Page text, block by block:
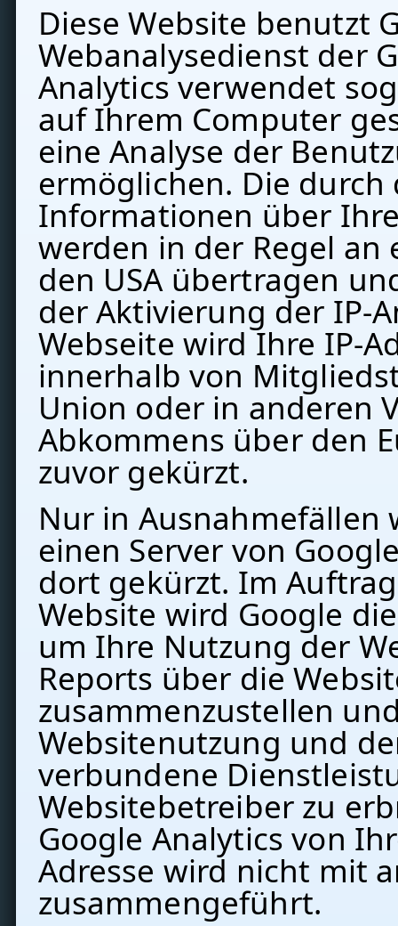
Diese Website benutzt
Webanalysedienst der
Analytics verwendet
auf Ihrem Computer
eine Analyse der
ermöglichen. Die
Informationen über
werden in der Regel an
den USA übertragen
der Aktivierung der IP-
Webseite wird Ihre IP-
innerhalb von
Union oder in anderen
Abkommens über den
zuvor gekürzt.
Nur in Ausnahmefällen
einen Server von
dort gekürzt. Im
Website wird Google
um Ihre Nutzung der
Reports über die
zusammenzustellen
Websitenutzung und
verbundene
Websitebetreiber zu
Google Analytics von
Adresse wird nicht mit
zusammengeführt.